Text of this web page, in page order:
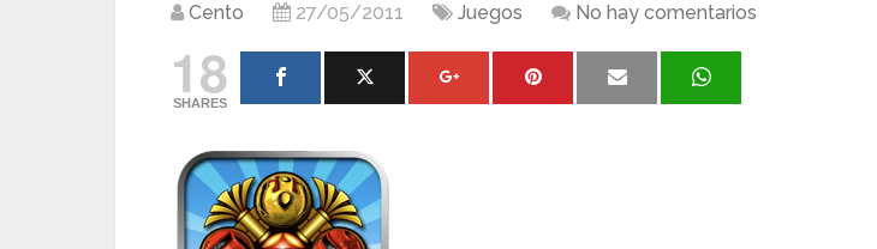
Cento 27/05/2011 Juegos No hay comentarios
18
SHARES